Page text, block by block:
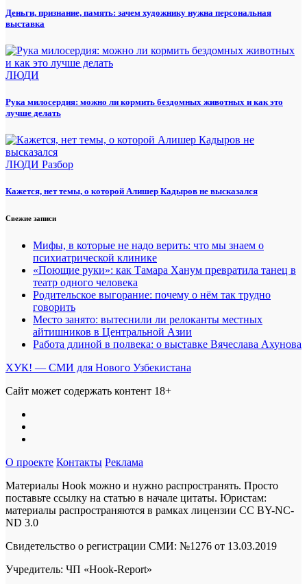
Деньги, признание, память: зачем художнику нужна персональная
выставка
ЛЮДИ
Рука милосердия: можно ли кормить бездомных животных и как это
лучше делать
ЛЮДИ Разбор
Кажется, нет темы, о которой Алишер Кадыров не высказался
Свежие записи
Мифы, в которые не надо верить: что мы знаем о
психиатрической клинике
«Поющие руки»: как Тамара Ханум превратила танец в
театр одного человека
Родительское выгорание: почему о нём так трудно
говорить
Место занято: вытеснили ли релоканты местных
айтишников в Центральной Азии
Работа длиной в полвека: о выставке Вячеслава Ахунова
ХУК! — СМИ для Нового Узбекистана
Сайт может содержать контент 18+
О проекте Контакты Реклама
Материалы Hook можно и нужно распространять. Просто
поставьте ссылку на статью в начале цитаты. Юристам:
материалы распространяются в рамках лицензии CC BY-NC-
ND 3.0
Свидетельство о регистрации СМИ: №1276 от 13.03.2019
Учредитель: ЧП «Hook-Report»